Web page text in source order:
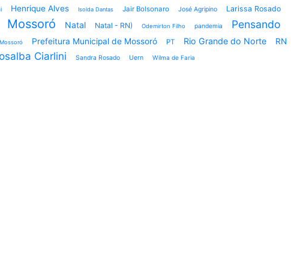
Henrique Alves Isolda Dantas Jair Bolsonaro José Agripino Larissa Rosado
Mossoró Natal Natal - RN) Odemirton Filho pandemia
Pensando
Prefeitura Municipal de Mossoró PT Rio Grande do Norte RN
Ciarlini Sandra Rosado Uern Wilma de Faria